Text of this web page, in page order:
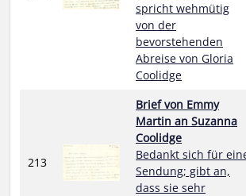
spricht wehmütig
von der
bevorstehenden
Abreise von Gloria
Coolidge
213
Brief von Emmy
Martin an Suzanna
Coolidge
Bedankt sich für
Sendung; gibt an,
dass sie sehr